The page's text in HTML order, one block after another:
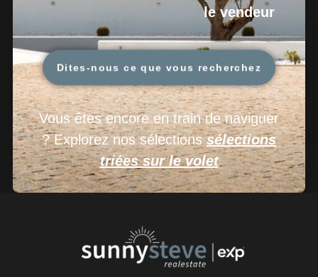
le vendeur
Dites-nous ce que vous recherchez
Vous êtes encore en train de naviguer
? Explorez nos sélectionssélections
triées sur le volet